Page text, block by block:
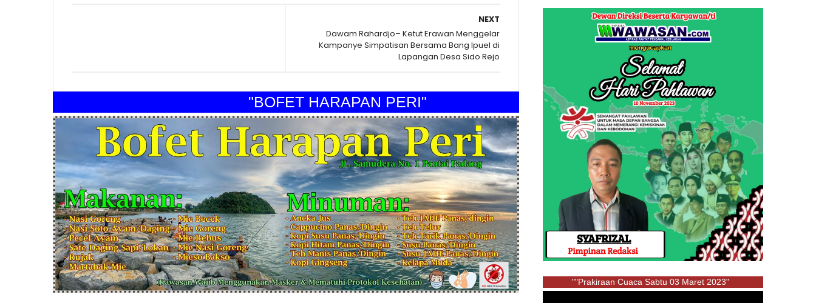
NEXT
Dawam Rahardjo– Ketut Erawan Menggelar
Kampanye Simpatisan Bersama Bang Ipuel di
Lapangan Desa Sido Rejo
"BOFET HARAPAN PERI"
""Prakiraan Cuaca Sabtu 03 Maret 2023"